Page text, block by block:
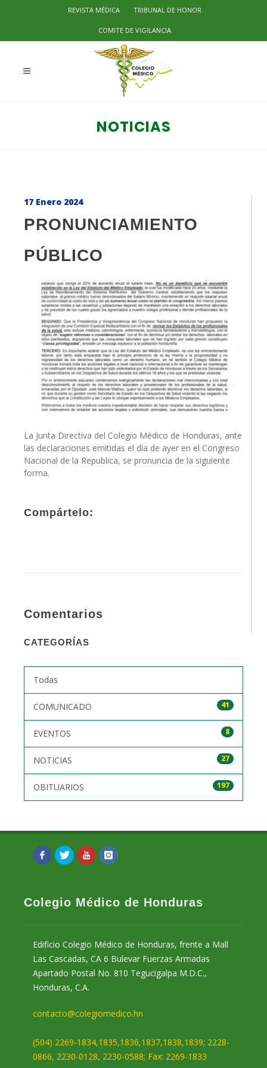
REVISTA MÉDICA TRIBUNAL DE HONOR
COMITE DE VIGILANCIA
NOTICIAS
17 Enero 2024
PRONUNCIAMIENTO
PÚBLICO
La Junta Directiva del Colegio Médico de Honduras, ante
las declaraciones emitidas el día de ayer en el Congreso
Nacional de la Republica, se pronuncia de la siguiente
forma.
Compártelo:
Comentarios
CATEGORÍAS
Todas
41
COMUNICADO
8
EVENTOS
27
NOTICIAS
197
OBITUARIOS
Colegio Médico de Honduras
Edificio Colegio Médico de Honduras, frente a Mall
Las Cascadas, CA 6 Bulevar Fuerzas Armadas
Apartado Postal No. 810 Tegucigalpa M.D.C.,
Honduras, C.A.
contacto@colegiomedico.hn
(504) 2269-1834,1835,1836,1837,1838,1839; 2228-
0866, 2230-0128, 2230-0588; Fax: 2269-1833